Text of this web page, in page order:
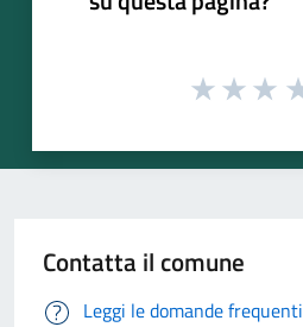
Contatta il comune
Leggi le domande frequenti